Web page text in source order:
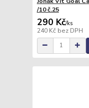
/10 č.25
290 Kč/ks
240 Kč bez DPH